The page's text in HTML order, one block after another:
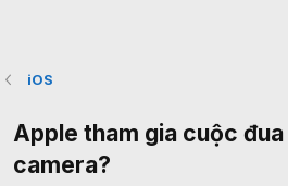
iOS
Apple tham gia cuộc
camera?